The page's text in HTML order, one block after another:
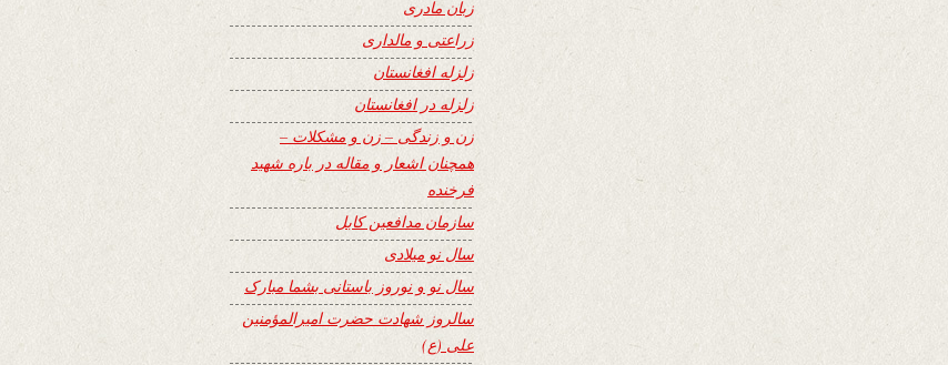
زبان مادری
زراعتی و مالداری
زلزله افغانستان
زلزله در افغانستان
زن و زندگی – زن و مشکلات –
همچنان اشعار و مقاله در باره شهید
فرخنده
سازمان مدافعین کابل
سال نو میلادی
سال نو و نوروز باستانی بشما مبارک
سالروز شهادت حضرت امیرالمؤمنین
علی (ع)